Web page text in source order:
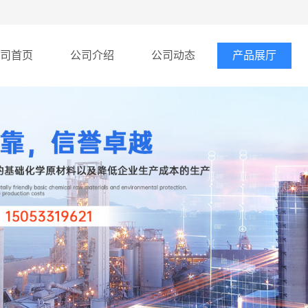
首页 公司介绍 公司动态 产品展厅